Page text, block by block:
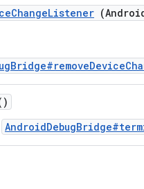
ChangeListener